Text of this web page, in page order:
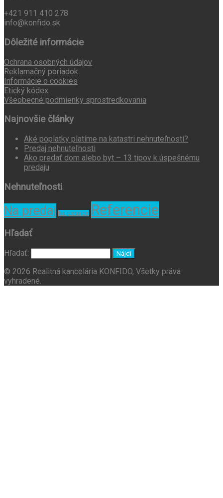
+421 911 410 278
info@konfido.sk
Dôležité informácie
Ochrana osobných údajov
Reklamačný poriadok
Informácie o cookies
Etický kódex
Všeobecné podmienky sprostredkovania
Najnovšie články
Aké poplatky platíme na katastri nehnuteľností?
Predaj nehnuteľnosti
Ako predať dom alebo byt – 13 tipov k úspešnému
predaju
Nehnuteľnosti
Na predaj Na prenájom Referencie
Hľadať
Hľadať:
© 2026 Realitná kancelária KONFIDO, Všetky práva
vyhradené.